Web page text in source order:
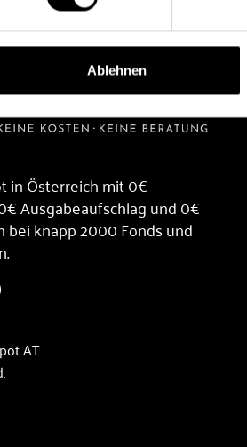
Ablehnen
in Österreich mit 0€
Ausgabeaufschlag und 0€
knapp 2000 Fonds und
AT